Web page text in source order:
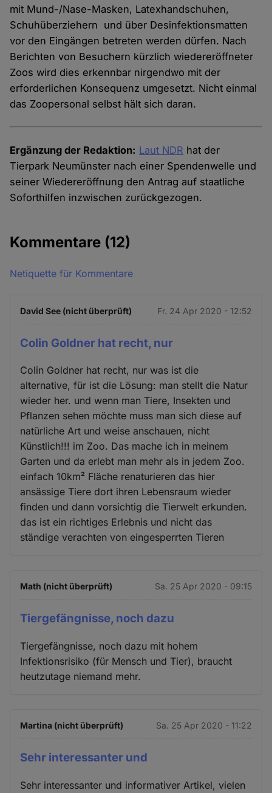
mit Mund-/Nase-Masken, Latexhandschuhen,
Schuhüberziehern und über Desinfektionsmatten
vor den Eingängen betreten werden dürfen. Nach
Berichten von Besuchern kürzlich wiedereröffneter
Zoos wird dies erkennbar nirgendwo mit der
erforderlichen Konsequenz umgesetzt. Nicht einmal
das Zoopersonal selbst hält sich daran.
Ergänzung der Redaktion: Laut NDR hat der
Tierpark Neumünster nach einer Spendenwelle und
seiner Wiedereröffnung den Antrag auf staatliche
Soforthilfen inzwischen zurückgezogen.
Kommentare (12)
Netiquette für Kommentare
David See (nicht überprüft) Fr. 24 Apr 2020 - 12:52
Colin Goldner hat recht, nur
Colin Goldner hat recht, nur was ist die
alternative, für ist die Lösung: man stellt die Natur
wieder her. und wenn man Tiere, Insekten und
Pflanzen sehen möchte muss man sich diese auf
natürliche Art und weise anschauen, nicht
Künstlich!!! im Zoo. Das mache ich in meinem
Garten und da erlebt man mehr als in jedem Zoo.
einfach 10km² Fläche renaturieren das hier
ansässige Tiere dort ihren Lebensraum wieder
finden und dann vorsichtig die Tierwelt erkunden.
das ist ein richtiges Erlebnis und nicht das
ständige verachten von eingesperrten Tieren
Math (nicht überprüft) Sa. 25 Apr 2020 - 09:15
Tiergefängnisse, noch dazu
Tiergefängnisse, noch dazu mit hohem
Infektionsrisiko (für Mensch und Tier), braucht
heutzutage niemand mehr.
Martina (nicht überprüft) Sa. 25 Apr 2020 - 11:22
Sehr interessanter und
Sehr interessanter und informativer Artikel, vielen